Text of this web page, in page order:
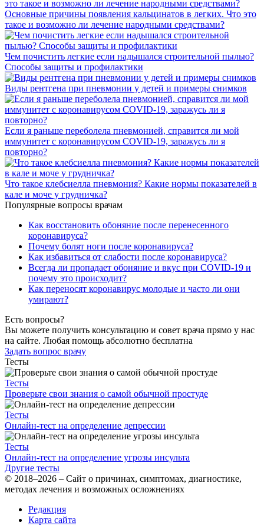
Основные причины появления кальцинатов в легких. Что это
такое и возможно ли лечение народными средствами?
Чем почистить легкие если надышался строительной пылью?
Способы защиты и профилактики
Виды рентгена при пневмонии у детей и примеры снимков
Если я раньше переболела пневмонией, справится ли мой
иммунитет с коронавирусом COVID-19, заражусь ли я
повторно?
Что такое клебсиелла пневмония? Какие нормы показателей в
кале и моче у грудничка?
Популярные вопросы врачам
Как восстановить обоняние после перенесенного
коронавируса?
Почему болят ноги после коронавируса?
Как избавиться от слабости после коронавируса?
Всегда ли пропадает обоняние и вкус при COVID-19 и
почему это происходит?
Как переносят коронавирус молодые и часто ли они
умирают?
Есть вопросы?
Вы можете получить консультацию и совет врача прямо у нас
на сайте. Любая помощь абсолютно бесплатна
Задать вопрос врачу
Тесты
Тесты
Проверьте свои знания о самой обычной простуде
Тесты
Онлайн-тест на определение депрессии
Тесты
Онлайн-тест на определение угрозы инсульта
Другие тесты
© 2018–2026 – Сайт о причинах, симптомах, диагностике,
методах лечения и возможных осложнениях
Редакция
Карта сайта